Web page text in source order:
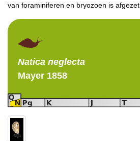
van foraminiferen en bryozoen is afgezet.
Natica neglecta
Mayer 1858